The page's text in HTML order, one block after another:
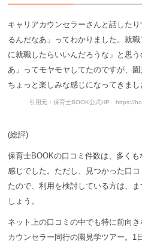
キャリアカウンセラーさんと話した
るんだなあ」ってわかりました。就
に就職したらいいんだろうな」と思
あ」ってモヤモヤしてたのですが、
ちょっと楽しみな感じになってきまし
引用元：保育士BOOK公式HP https://
(総評)
保育士BOOKの口コミ件数は、多く
感じでした。ただし、見つかった口
たので、利用を検討している方は、
しょう。
ネット上の口コミの中でも特に前向
カウンセラー同行の園見学ツアー。1